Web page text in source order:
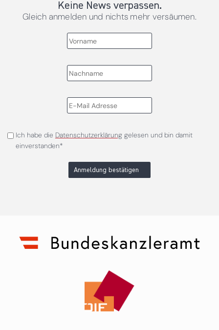
Keine News verpassen.
Gleich anmelden und nichts mehr versäumen.
Ich habe die Datenschutzerklärunggelesen und bin damit
einverstanden*
Anmeldung bestätigen